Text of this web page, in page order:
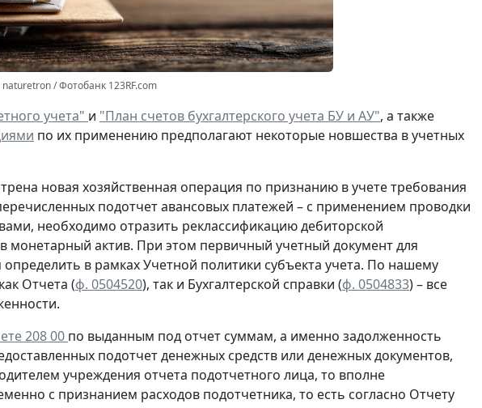
/ Фотобанк 123RF.com
учета" и "План счетов бухгалтерского учета БУ и АУ", а также
по их применению предполагают некоторые новшества в учетных
новая хозяйственная операция по признанию в учететребования
подотчет авансовых платежей – с применением проводки
необходимо отразить реклассификацию дебиторской
монетарный актив. При этом первичный учетный документ для
в рамках Учетной политики субъекта учета. По нашему
Отчета (ф. 0504520), так и Бухгалтерской справки (ф. 0504833) – все
208 00 по выданным под отчет суммам, а именно задолженность
подотчет денежных средств или денежных документов,
учреждения отчета подотчетного лица, то вполне
с признанием расходов подотчетника, то есть согласно Отчету